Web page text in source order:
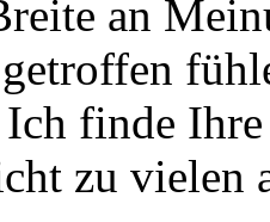
an
finde
zu vielen